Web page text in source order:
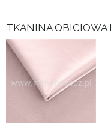
TKANINA OBICIOWA